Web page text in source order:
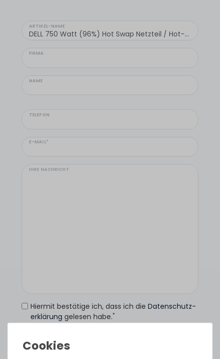
ARTIKEL-NAME
FIRMA
NAME
TELEFON
E-MAIL*
IHRE NACHRICHT
Hiermit bestätige ich, dass ich die Daten­schutz­
erklärung gelesen habe.*